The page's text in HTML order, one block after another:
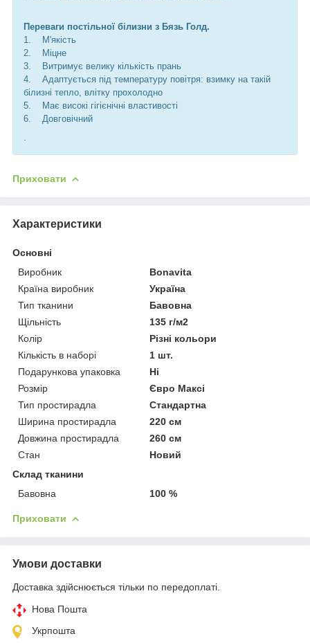
Переваги постільної білизни з Бязь Голд.
1. М'якість
2. Міцне
3. Витримує велику кількість прань
4. Адаптується під температуру повітря: взимку на такій
білизні тепло, влітку прохолодно
5. Має високі гігієнічні властивості
6. Довговічний
Приховати
Характеристики
Основні
Виробник
Bonavita
Країна виробник
Україна
Тип тканини
Бавовна
Щільність
135 г/м2
Колір
Різні кольори
Кількість в наборі
1 шт.
Подарункова упаковка
Ні
Розмір
Євро Максі
Тип простирадла
Стандартна
Ширина простирадла
220 см
Довжина простирадла
260 см
Стан
Новий
Склад тканини
Бавовна
100 %
Приховати
Умови доставки
Доставка здійснюється тільки по передоплаті.
Нова Пошта
Укрпошта